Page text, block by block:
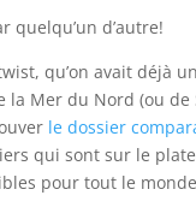
quelqu’un d’autre!
qu’on avait déjà
la Mer du Nord (ou de
le dossier
qui sont sur le
pour tout le